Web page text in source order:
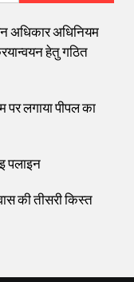
अधिकार अधिनियम
हेतु गठित
पर लगाया पीपल का
पलाइन
की तीसरी किस्त